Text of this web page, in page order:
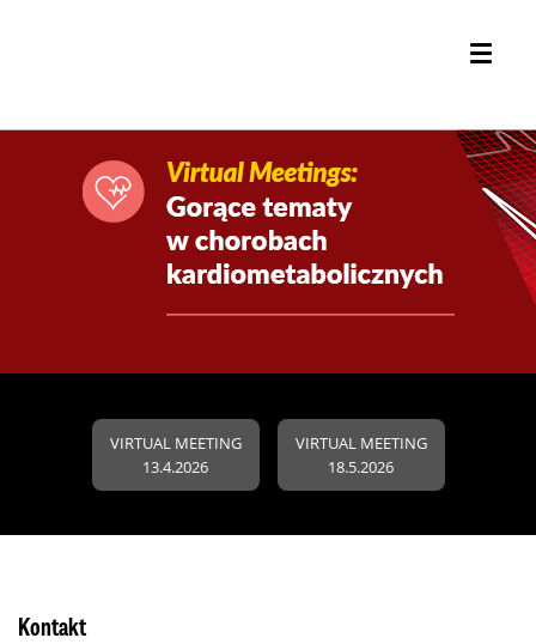
VIRTUAL MEETING
13.4.2026
VIRTUAL MEETING
18.5.2026
Kontakt